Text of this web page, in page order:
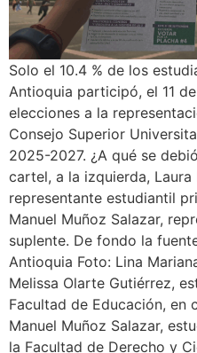
Solo el 10.4 % de los
Antioquia participó, el 11
elecciones a la
Consejo Superior
2025-2027. ¿A qué se
cartel, a la izquierda, Laura
representante estudiantil
Manuel Muñoz Salazar,
suplente. De fondo la
Antioquia Foto: Lina
Melissa Olarte Gutiérrez,
Facultad de Educación, en
Manuel Muñoz Salazar,
la Facultad de Derecho y